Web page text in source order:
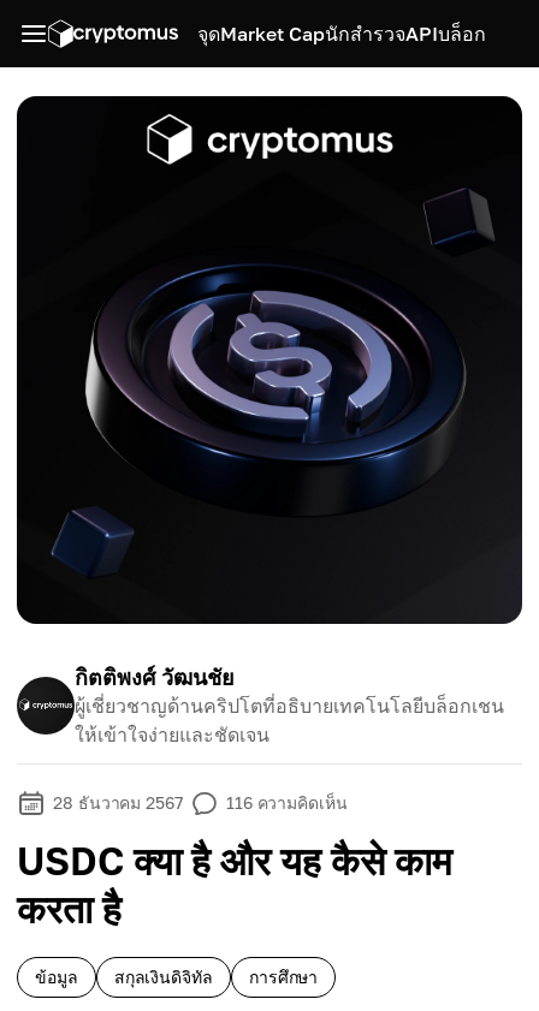
จุดMarket CapนักสำรวจAPIบล็อก
กิตติพงศ์ วัฒนชัย
ผู้เชี่ยวชาญด้านคริปโตที่อธิบายเทคโนโลยีบล็อกเชน
ให้เข้าใจง่ายและชัดเจน
28 ธันวาคม 2567 116 ความคิดเห็น
USDC क्या है और यह कैसे काम
करता है
ข้อมูล สกุลเงินดิจิทัล การศึกษา